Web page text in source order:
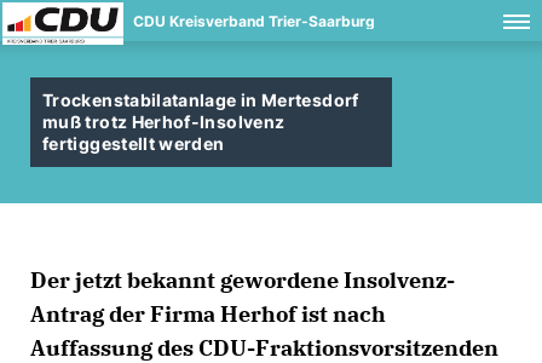
CDU Kreisverband Trier-Saarburg
Trockenstabilatanlage in Mertesdorf
muß trotz Herhof-Insolvenz
fertiggestellt werden
Der jetzt bekannt gewordene Insolvenz-
Antrag der Firma Herhof ist nach
Auffassung des CDU-Fraktionsvorsitzenden